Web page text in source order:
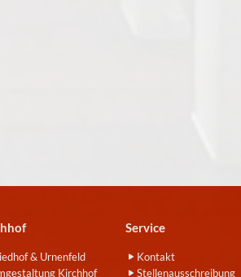
& Urnenfeld
Kirchhof
Service
Kontakt
Stellenausschreibung